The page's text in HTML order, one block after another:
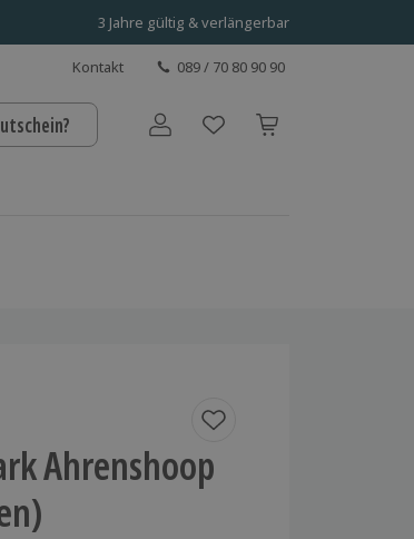
3 Jahre gültig & verlängerbar
Kontakt 089 / 70 80 90 90
Benutzerkonto
Ahrenshoop